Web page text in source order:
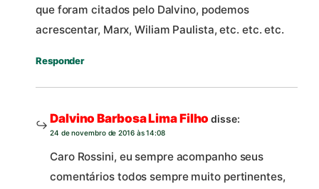
que foram citados pelo Dalvino, podemos
acrescentar, Marx, Wiliam Paulista, etc. etc. etc.
Responder
Dalvino Barbosa Lima Filho disse:
24 de novembro de 2016 às 14:08
Caro Rossini, eu sempre acompanho seus
comentários todos sempre muito pertinentes,